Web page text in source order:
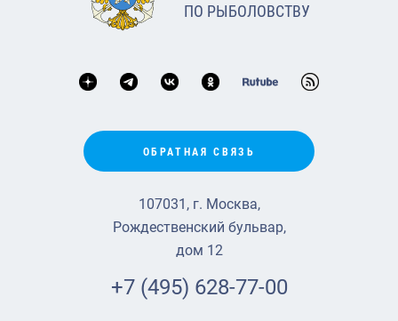
ПО РЫБОЛОВСТВУ
ОБРАТНАЯ СВЯЗЬ
107031, г. Москва,
Рождественский бульвар,
дом 12
+7 (495) 628-77-00